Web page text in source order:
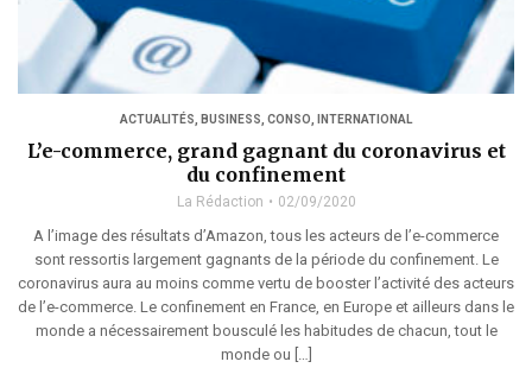
ACTUALITÉS BUSINESS CONSO INTERNATIONAL
L’e-commerce, grand gagnant du coronavirus et
du confinement
La Rédaction 02/09/2020
A l’image des résultats d’Amazon, tous les acteurs de l’e-commerce
sont ressortis largement gagnants de la période du confinement. Le
coronavirus aura au moins comme vertu de booster l’activité des acteurs
de l’e-commerce. Le confinement en France, en Europe et ailleurs dans le
monde a nécessairement bousculé les habitudes de chacun, tout le
monde ou […]